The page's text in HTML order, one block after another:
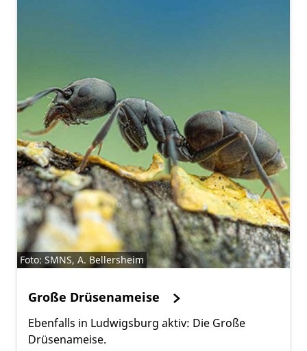
Foto: SMNS, A. Bellersheim
Große Drüsenameise
Ebenfalls in Ludwigsburg aktiv: Die Große
Drüsenameise.